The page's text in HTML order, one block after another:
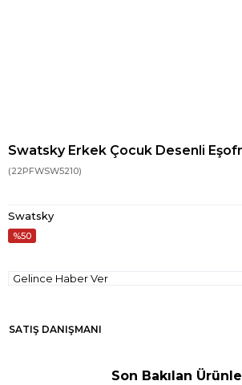
Swatsky Erkek Çocuk Desenli
(22PFWSW5210)
Swatsky
50
Gelince Haber Ver
SATIŞ DANIŞMANI
Son Bakılan